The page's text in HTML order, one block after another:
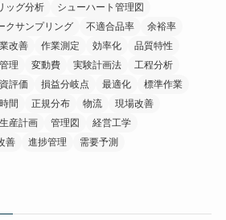
ッグ分析
シューハート管理図
クサンプリング 不適合品率
余裕率
改善 作業測定 効率化
品質特性
理 変動費 実験計画法
工程分析
評価 損益分岐点 最適化
標準作業
間 正規分布 物流
現場改善
生産計画 管理図
経営工学
善 進捗管理 需要予測